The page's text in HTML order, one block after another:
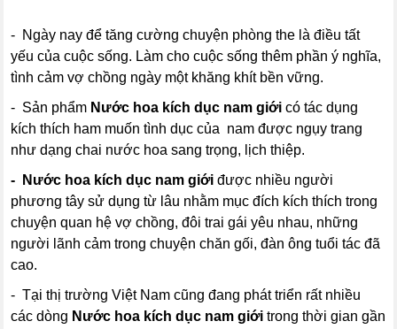
- Ngày nay để tăng cường chuyện phòng the là điều tất
yếu của cuộc sống. Làm cho cuộc sống thêm phần ý nghĩa,
tình cảm vợ chồng ngày một khăng khít bền vững.
- Sản phẩm Nước hoa kích dục nam giới có tác dụng
kích thích ham muốn tình dục của nam được ngụy trang
như dạng chai nước hoa sang trọng, lịch thiệp.
- Nước hoa kích dục nam giới được nhiều người
phương tây sử dụng từ lâu nhằm mục đích kích thích trong
chuyện quan hệ vợ chồng, đôi trai gái yêu nhau, những
người lãnh cảm trong chuyện chăn gối, đàn ông tuổi tác đã
cao.
- Tại thị trường Việt Nam cũng đang phát triển rất nhiều
các dòng Nước hoa kích dục nam giới trong thời gian gần